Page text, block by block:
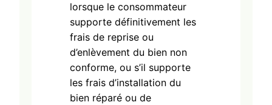
lorsque le consommateur
supporte définitivement les
frais de reprise ou
d’enlèvement du bien non
conforme, ou s’il supporte
les frais d’installation du
bien réparé ou de